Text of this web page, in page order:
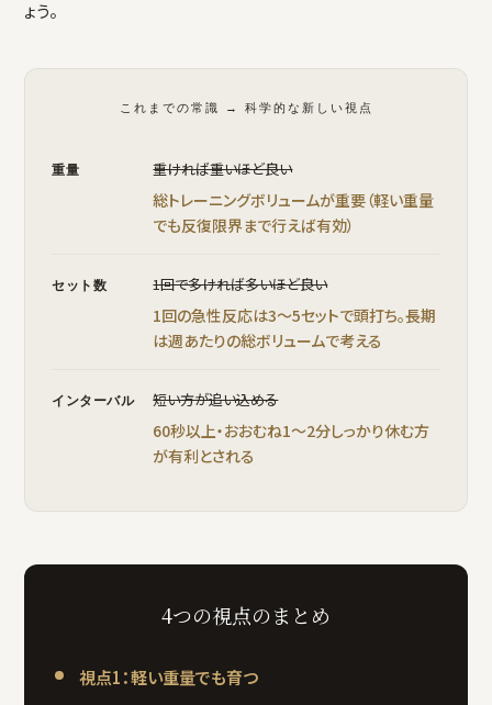
ょう。
これまでの常識 → 科学的な新しい視点
重量 重ければ重いほど良い
総トレーニングボリュームが重要（軽い重量
でも反復限界まで行えば有効）
セット数 1回で多ければ多いほど良い
1回の急性反応は3〜5セットで頭打ち。長期
は週あたりの総ボリュームで考える
インターバル 短い方が追い込める
60秒以上・おおむね1〜2分しっかり休む方
が有利とされる
4つの視点のまとめ
視点1：軽い重量でも育つ